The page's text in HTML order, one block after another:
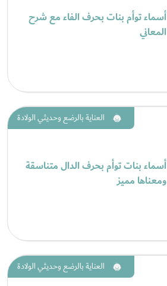
أسماء توأم بنات بحرف الفاء مع شرح
المعاني
العناية بالرضع وحديثي الولادة
أسماء بنات توأم بحرف الدال متناسقة
ومعناها مميز
العناية بالرضع وحديثي الولادة